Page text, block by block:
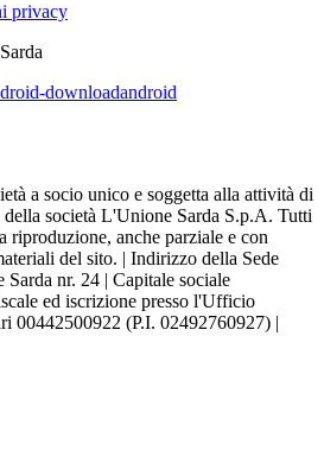
privacy
android
a socio unico e soggetta alla attività di
società L'Unione Sarda S.p.A. Tutti
riproduzione, anche parziale e con
del sito. | Indirizzo della Sede
nr. 24 | Capitale sociale
ed iscrizione presso l'Ufficio
00442500922 (P.I. 02492760927) |